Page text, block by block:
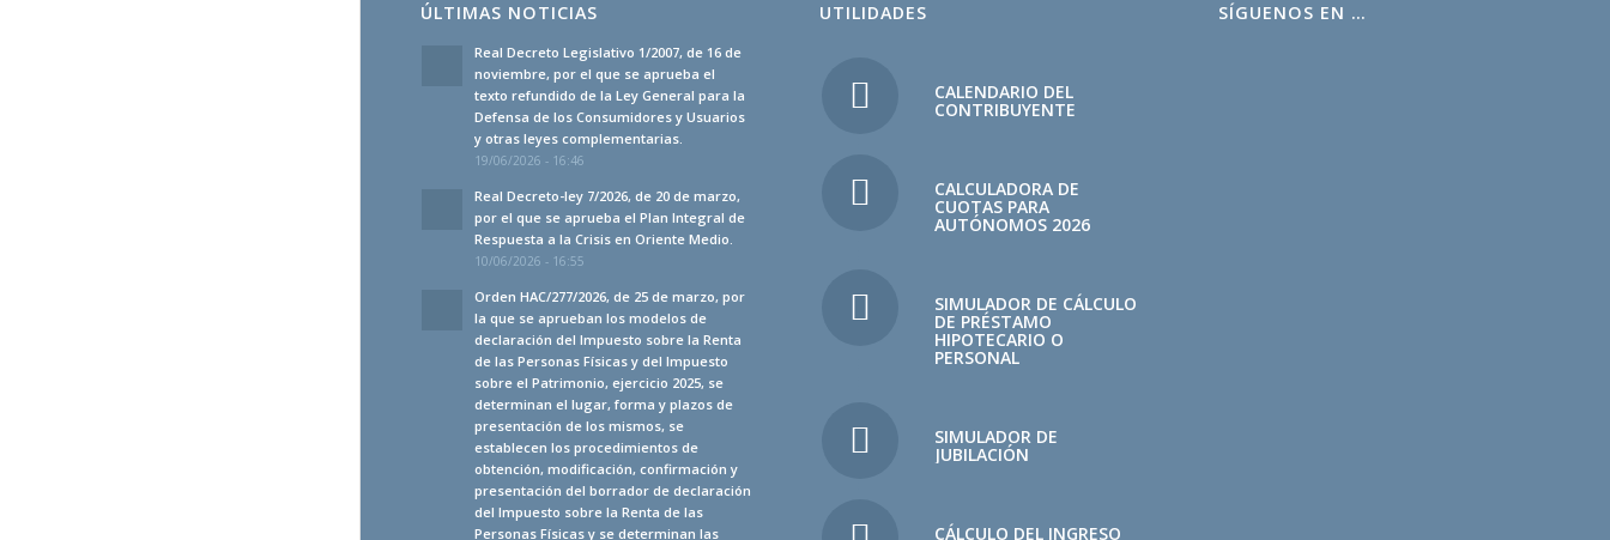
ÚLTIMAS NOTICIAS
Real Decreto Legislativo 1/2007, de 16 de
noviembre, por el que se aprueba el
texto refundido de la Ley General para la
Defensa de los Consumidores y Usuarios
y otras leyes complementarias.
19/06/2026 - 16:46
Real Decreto-ley 7/2026, de 20 de marzo,
por el que se aprueba el Plan Integral de
Respuesta a la Crisis en Oriente Medio.
10/06/2026 - 16:55
Orden HAC/277/2026, de 25 de marzo, por
la que se aprueban los modelos de
declaración del Impuesto sobre la Renta
de las Personas Físicas y del Impuesto
sobre el Patrimonio, ejercicio 2025, se
determinan el lugar, forma y plazos de
presentación de los mismos, se
establecen los procedimientos de
obtención, modificación, confirmación y
presentación del borrador de declaración
del Impuesto sobre la Renta de las
Personas Físicas y se determinan las
UTILIDADES
CALENDARIO DEL
CONTRIBUYENTE
CALCULADORA DE
CUOTAS PARA
AUTÓNOMOS 2026
SIMULADOR DE CÁLCULO
DE PRÉSTAMO
HIPOTECARIO O
PERSONAL
SIMULADOR DE
JUBILACIÓN
CÁLCULO DEL INGRESO
SÍGUENOS EN …